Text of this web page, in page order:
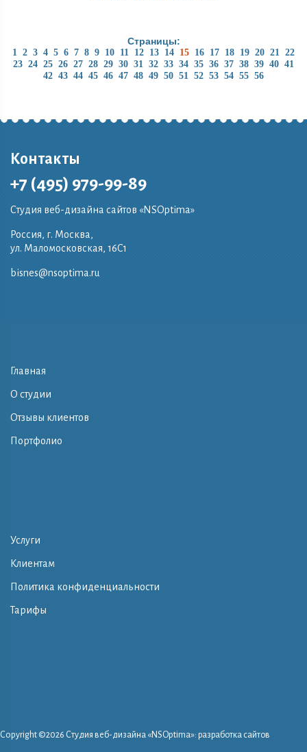
Страницы:
1 2 3 4 5 6 7 8 9 10 11 12 13 14 15 16 17 18 19 20 21 22
23 24 25 26 27 28 29 30 31 32 33 34 35 36 37 38 39 40 41
42 43 44 45 46 47 48 49 50 51 52 53 54 55 56
Контакты
+7 (495) 979-99-89
Студия веб-дизайна сайтов «NSOptima»
Россия, г. Москва,
ул. Маломосковская, 16C1
bisnes@nsoptima.ru
Главная
О студии
Отзывы клиентов
Портфолио
Услуги
Клиентам
Политика конфиденциальности
Тарифы
Copyright ©2026 Студия веб-дизайна «NSOptima»: разработка сайтов